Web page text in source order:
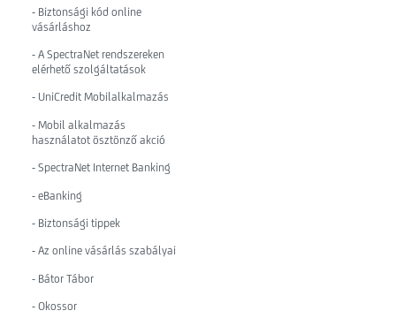
- Biztonsági kód online
vásárláshoz
- A SpectraNet rendszereken
elérhető szolgáltatások
- UniCredit Mobilalkalmazás
- Mobil alkalmazás
használatot ösztönző akció
- SpectraNet Internet Banking
- eBanking
- Biztonsági tippek
- Az online vásárlás szabályai
- Bátor Tábor
- Okossor